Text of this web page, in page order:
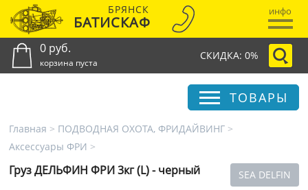
БРЯНСК
БАТИСКАФ
инфо
0 руб.
корзина пуста
СКИДКА: 0%
ТОВАРЫ
Главная > ПОДВОДНАЯ ОХОТА, ФРИДАЙВИНГ >
Аксессуары ФРИ >
SEA DELFIN
Груз ДЕЛЬФИН ФРИ 3кг (L) - черный